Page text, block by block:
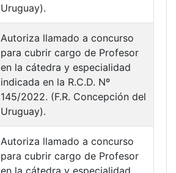
Uruguay).
Autoriza llamado a concurso
para cubrir cargo de Profesor
en la cátedra y especialidad
indicada en la R.C.D. Nº
145/2022. (F.R. Concepción del
Uruguay).
Autoriza llamado a concurso
para cubrir cargo de Profesor
en la cátedra y especialidad